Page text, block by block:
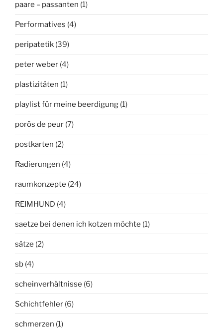
paare – passanten (1)
Performatives (4)
peripatetik (39)
peter weber (4)
plastizitäten (1)
playlist für meine beerdigung (1)
porös de peur (7)
postkarten (2)
Radierungen (4)
raumkonzepte (24)
REIMHUND (4)
saetze bei denen ich kotzen möchte (1)
sätze (2)
sb (4)
scheinverhältnisse (6)
Schichtfehler (6)
schmerzen (1)